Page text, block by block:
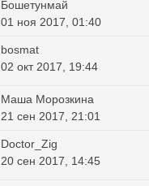
Бошетунмай
01 ноя 2017, 01:40
bosmat
02 окт 2017, 19:44
Маша Морозкина
21 сен 2017, 21:01
Doctor_Zig
20 сен 2017, 14:45